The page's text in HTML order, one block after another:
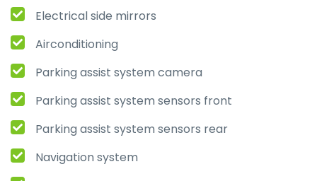
Electrical side mirrors
Airconditioning
Parking assist system camera
Parking assist system sensors front
Parking assist system sensors rear
Navigation system